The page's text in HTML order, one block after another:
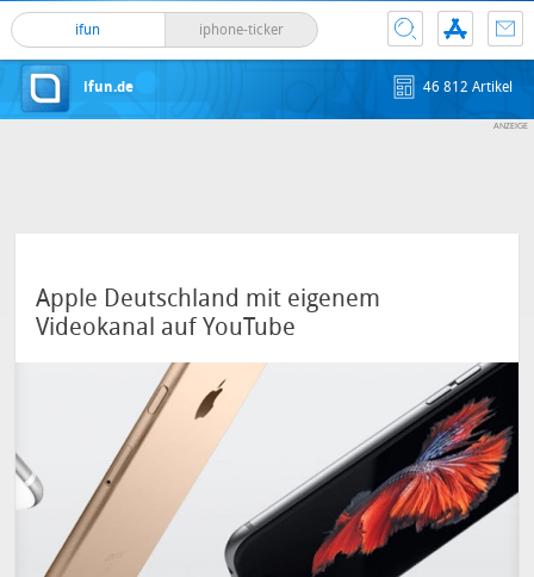
ifun iphone-ticker
ifun.de 46 812 Artikel
Apple Deutschland mit eigenem
Videokanal auf YouTube